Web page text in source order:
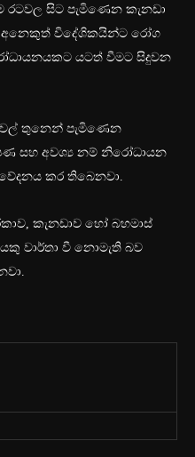
රටවල සිට පැමිණෙන කැනඩා
අනෙකුත් විදේශිකයින්ට රෝග
යටත් වීමට සිදුවන
තුනෙන් පැමිණෙන
සහ අවශ්‍ය නම් නිරෝධායන
කර තිබෙනවා.
කැනඩාව හෝ බහමාස්
වාර්තා වී නොමැති බව